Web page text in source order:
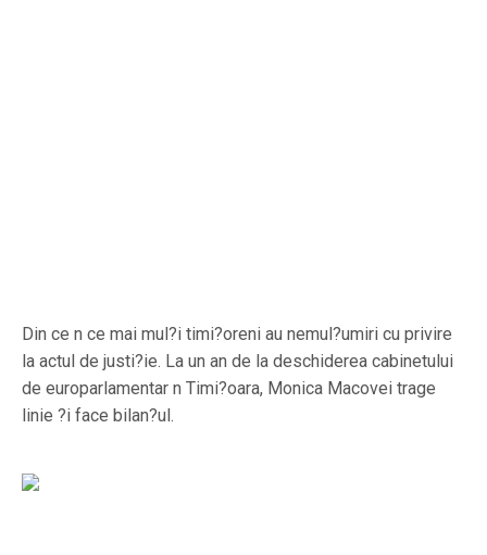
Din ce n ce mai mul?i timi?oreni au nemul?umiri cu privire
la actul de justi?ie. La un an de la deschiderea cabinetului
de europarlamentar n Timi?oara, Monica Macovei trage
linie ?i face bilan?ul.